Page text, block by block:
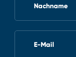
Nachname
E-Mail